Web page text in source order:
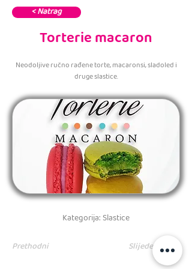
< Natrag
Torterie macaron
Neodoljive ručno rađene torte, macaronsi, sladoled i
druge slastice.
Kategorija: Slastice
Prethodni
Slijedeći